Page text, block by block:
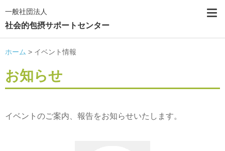
一般社団法人
社会的包摂サポートセンター
ホーム > イベント情報
お知らせ
イベントのご案内、報告をお知らせいたします。